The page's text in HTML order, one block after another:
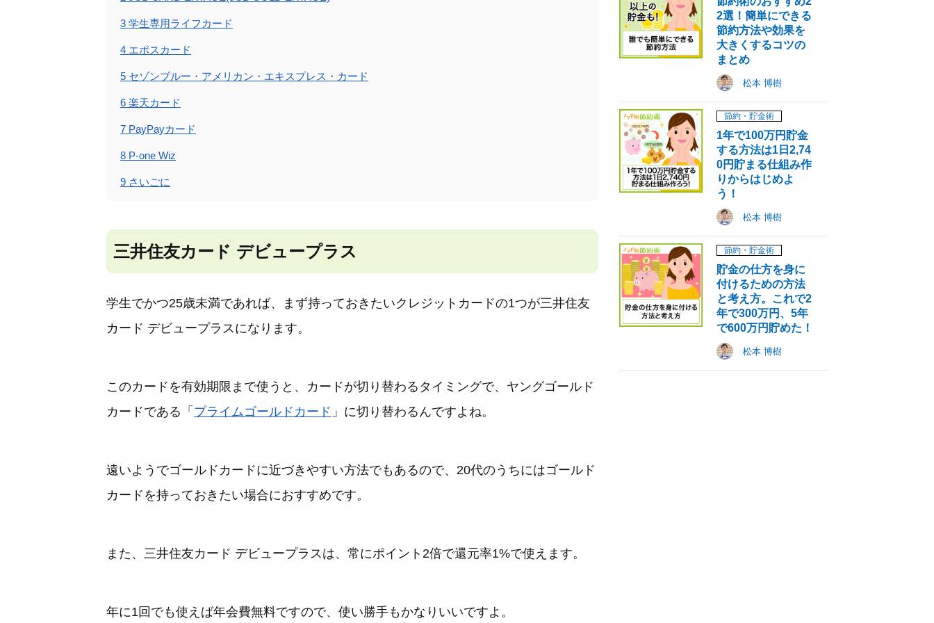
3 学生専用ライフカード
4 エポスカード
5 セゾンブルー・アメリカン・エキスプレス・カード
6 楽天カード
7 PayPayカード
8 P-one Wiz
9 さいごに
三井住友カード デビュープラス
学生でかつ25歳未満であれば、まず持っておきたいクレジットカードの1つが三井住友
カード デビュープラスになります。
このカードを有効期限まで使うと、カードが切り替わるタイミングで、ヤングゴールド
カードである「 プライムゴールドカード 」に切り替わるんですよね。
遠いようでゴールドカードに近づきやすい方法でもあるので、20代のうちにはゴールド
カードを持っておきたい場合におすすめです。
また、三井住友カード デビュープラスは、常にポイント2倍で還元率1%で使えます。
年に1回でも使えば年会費無料ですので、使い勝手もかなりいいですよ。
2選！簡単にできる
節約方法や効果を
大きくするコツの
まとめ
松本 博樹
節約・貯金術
1年で100万円貯金
する方法は1日2,74
0円貯まる仕組み作
りからはじめよ
う！
松本 博樹
節約・貯金術
貯金の仕方を身に
付けるための方法
と考え方。これで2
年で300万円、5年
で600万円貯めた！
松本 博樹